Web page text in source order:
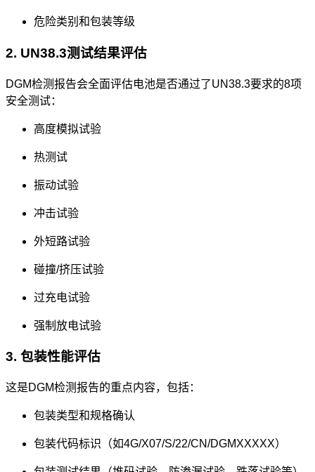
危险类别和包装等级
2. UN38.3测试结果评估
DGM检测报告会全面评估电池是否通过了UN38.3要求的8项
安全测试：
高度模拟试验
热测试
振动试验
冲击试验
外短路试验
碰撞/挤压试验
过充电试验
强制放电试验
3. 包装性能评估
这是DGM检测报告的重点内容，包括：
包装类型和规格确认
包装代码标识（如4G/X07/S/22/CN/DGMXXXXX）